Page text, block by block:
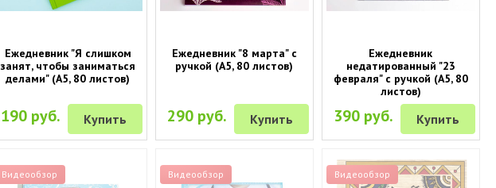
Ежедневник "Я слишком
занят, чтобы заниматься
делами" (А5, 80 листов)
190 руб. Купить
Ежедневник "8 марта" с
ручкой (A5, 80 листов)
290 руб. Купить
Ежедневник
недатированный "23
февраля" с ручкой (A5, 80
листов)
390 руб. Купить
Видеообзор Видеообзор Видеообзор